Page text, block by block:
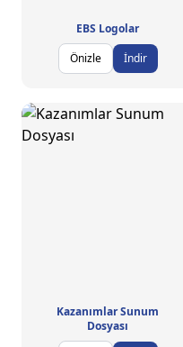
EBS Logolar
Önizle
İndir
Kazanımlar Sunum
Dosyası